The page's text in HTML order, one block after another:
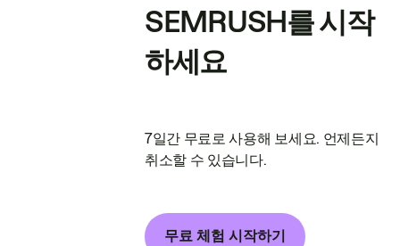
SEMRUSH를 시작
하세요
7일간 무료로 사용해 보세요. 언제든지
취소할 수 있습니다.
무료 체험 시작하기